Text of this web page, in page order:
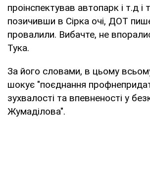
проінспектував автопарк і т.д і
позичивши в Сірка очі, ДОТ
провалили. Вибачте, не
Тука.
За його словами, в цьому
шокує "поєднання
зухвалості та впевненості у
Жумаділова".